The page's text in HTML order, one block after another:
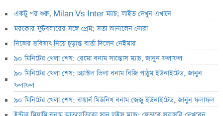
একটু পর শুরু, Milan Vs Inter ম্যাচ; লাইভ দেখুন এখানে
মরক্কোর ফুটবলারের সঙ্গে প্রেম; সত্য জানালেন নোরা
নিজের ভবিষ্যৎ নিয়ে চূড়ান্ত বার্তা দিলেন নেইমার
৯০ মিনিটের খেলা শেষ: রেমো বনাম সান্তোস ম্যাচ, জানুন ফলাফল
৯০ মিনিটের খেলা শেষ: অ্যাস্টল ভিলা বনাম বিজি পাঠুম ইউনাইটেড, জানুন
ফলাফল
৯০ মিনিটের খেলা শেষ: বায়ার্ন মিউনিখ বনাম জেজু ইউনাইটেড, জানুন ফলাফল